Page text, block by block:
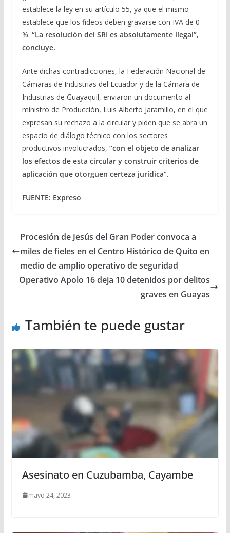
establece la ley en su artículo 55, ya que el mismo
establece que los fideos deben gravarse con IVA de 0
%. “La resolución del SRI es absolutamente ilegal”,
concluye.
Ante dichas contradicciones, la Federación Nacional de
Cámaras de Industrias del Ecuador y de la Cámara de
Industrias de Guayaquil, enviaron un documento al
ministro de Producción, Luis Alberto Jaramillo, en el que
expresan su rechazo a la circular y piden que se abra un
espacio de diálogo técnico con los sectores
productivos involucrados, “con el objeto de analizar
los efectos de esta circular y construir criterios de
aplicación que otorguen certeza jurídica”.
FUENTE: Expreso
Procesión de Jesús del Gran Poder convoca a
miles de fieles en el Centro Histórico de Quito en
medio de amplio operativo de seguridad
Operativo Apolo 16 deja 10 detenidos por delitos
graves en Guayas
También te puede gustar
Asesinato en Cuzubamba, Cayambe
mayo 24, 2023